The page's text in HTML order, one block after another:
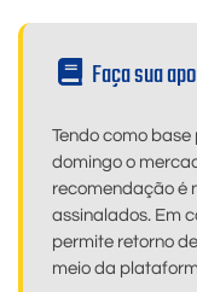
Faça sua
Tendo como
domingo o
recomendação é
assinalados. Em
permite retorno
meio da